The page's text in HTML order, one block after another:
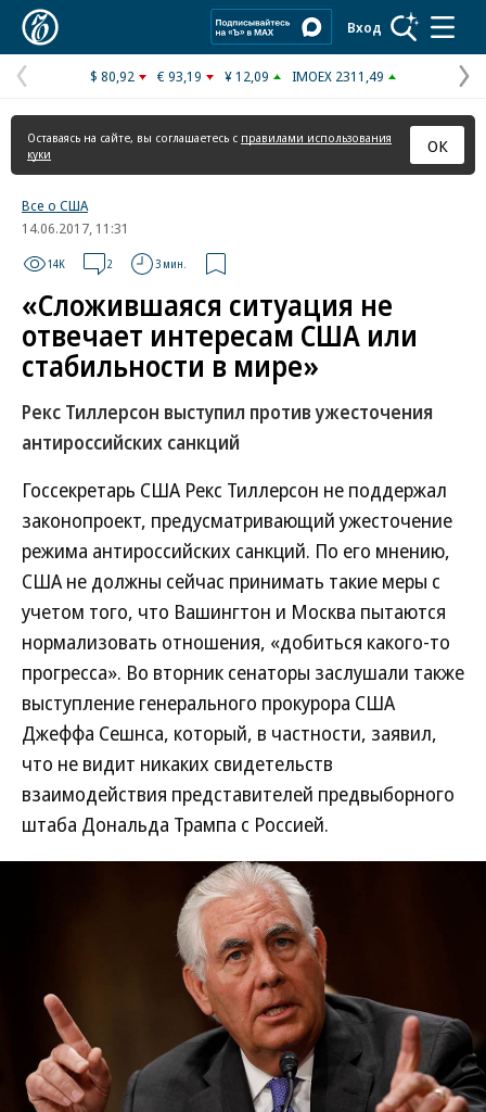
Вход
Предыдущая
страница
$ 80,92 € 93,19 ¥ 12,09 IMOEX 2311,49
Оставаясь на сайте, вы соглашаетесь с правилами использования
куки
ОК
Все о США
14.06.2017, 11:31
14K 2 3 мин.
«Сложившаяся ситуация не
отвечает интересам США или
стабильности в мире»
Рекс Тиллерсон выступил против ужесточения
антироссийских санкций
Госсекретарь США Рекс Тиллерсон не поддержал
законопроект, предусматривающий ужесточение
режима антироссийских санкций. По его мнению,
США не должны сейчас принимать такие меры с
учетом того, что Вашингтон и Москва пытаются
нормализовать отношения, «добиться какого-то
прогресса». Во вторник сенаторы заслушали также
выступление генерального прокурора США
Джеффа Сешнса, который, в частности, заявил,
что не видит никаких свидетельств
взаимодействия представителей предвыборного
штаба Дональда Трампа с Россией.